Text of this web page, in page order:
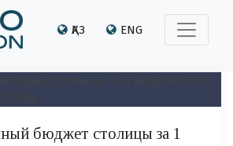
ҚАЗ ENG
бюджет столицы за 1